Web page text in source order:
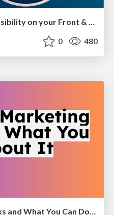
How to audit for AI Accessibility on your Front & Back End
0 480